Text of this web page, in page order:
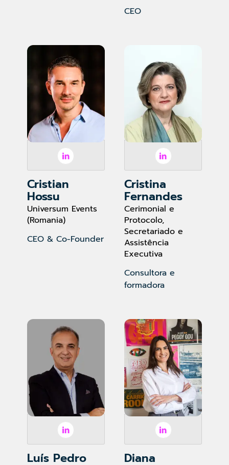
CEO
Cristian
Hossu
Universum Events
(Romania)
CEO & Co-Founder
Cristina
Fernandes
Cerimonial e
Protocolo,
Secretariado e
Assistência
Executiva
Consultora e
formadora
Luís Pedro Diana